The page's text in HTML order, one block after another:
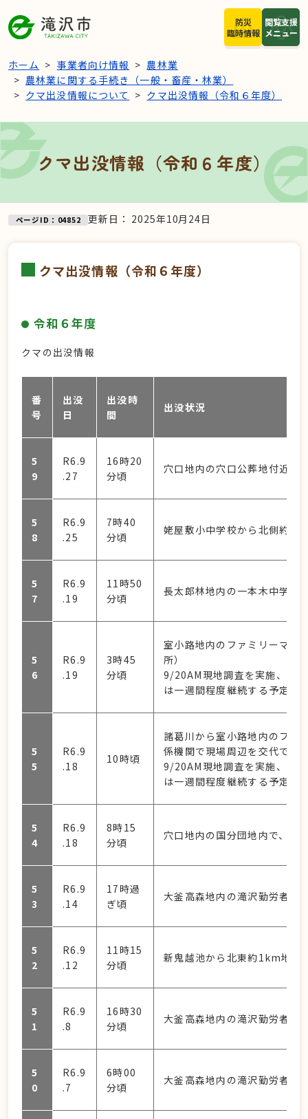
閲覧支援
メニュー
防災
臨時情報
ホーム 事業者向け情報
農林業
農林業に関する手続き（一般・畜産・林業）
クマ出没情報について
クマ出没情報（令和６年度）
クマ出没情報（令和６年度）
ページID：04852 更新日： 2025年10月24日
クマ出没情報（令和６年度）
令和６年度
クマの出没情報
番
号
出没
日
出没時
間
出没状況
5
9
R6.9
.27
16時20
分頃
穴口地内の穴口公葬地付近東
5
8
R6.9
.25
7時40
分頃
姥屋敷小中学校から北側約
5
7
R6.9
.19
11時50
分頃
長太郎林地内の一本木中学校
5
6
R6.9
.19
3時45
分頃
室小路地内のファミリーマー
所）
9/20AM現地調査を実施、ク
は一週間程度継続する予定。
5
5
R6.9
.18
10時頃
諸葛川から室小路地内のファ
係機関で現場周辺を交代で見
9/20AM現地調査を実施、ク
は一週間程度継続する予定。
5
4
R6.9
.18
8時15
分頃
穴口地内の国分団地内で、小
5
3
R6.9
.14
17時過
ぎ頃
大釜高森地内の滝沢勤労者体
5
2
R6.9
.12
11時15
分頃
新鬼越池から北東約1km地点
5
1
R6.9
.8
16時30
分頃
大釜高森地内の滝沢勤労者体
5
0
R6.9
.7
6時00
分頃
大釜高森地内の滝沢勤労者体